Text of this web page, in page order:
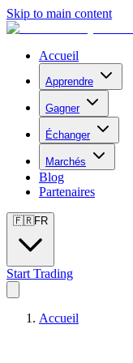
Skip to main content
Accueil
Apprendre
Gagner
Échanger
Marchés
Blog
Partenaires
🇫🇷FR
Start Trading
Accueil